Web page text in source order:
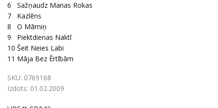
6
Sažņaudz Manas Rokas
7
Kazlēns
8
O Māmiņ
9
Piektdienas Naktī
10 Šeit Neies Labi
11 Māja Bez Ērtībām
SKU: 0769168
Izdots: 01.02.2009